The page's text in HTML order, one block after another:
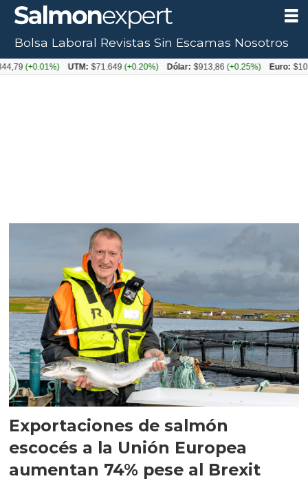
Tag:
Exportaciones de salmón
escocés a la Unión Europea
aumentan 74% pese al Brexit
Bolsa Laboral Revistas Sin Escamas Nosotros
(+0.01%) UTM: $71.649(+0.20%) Dólar: $913,86(+0.25%) Euro: